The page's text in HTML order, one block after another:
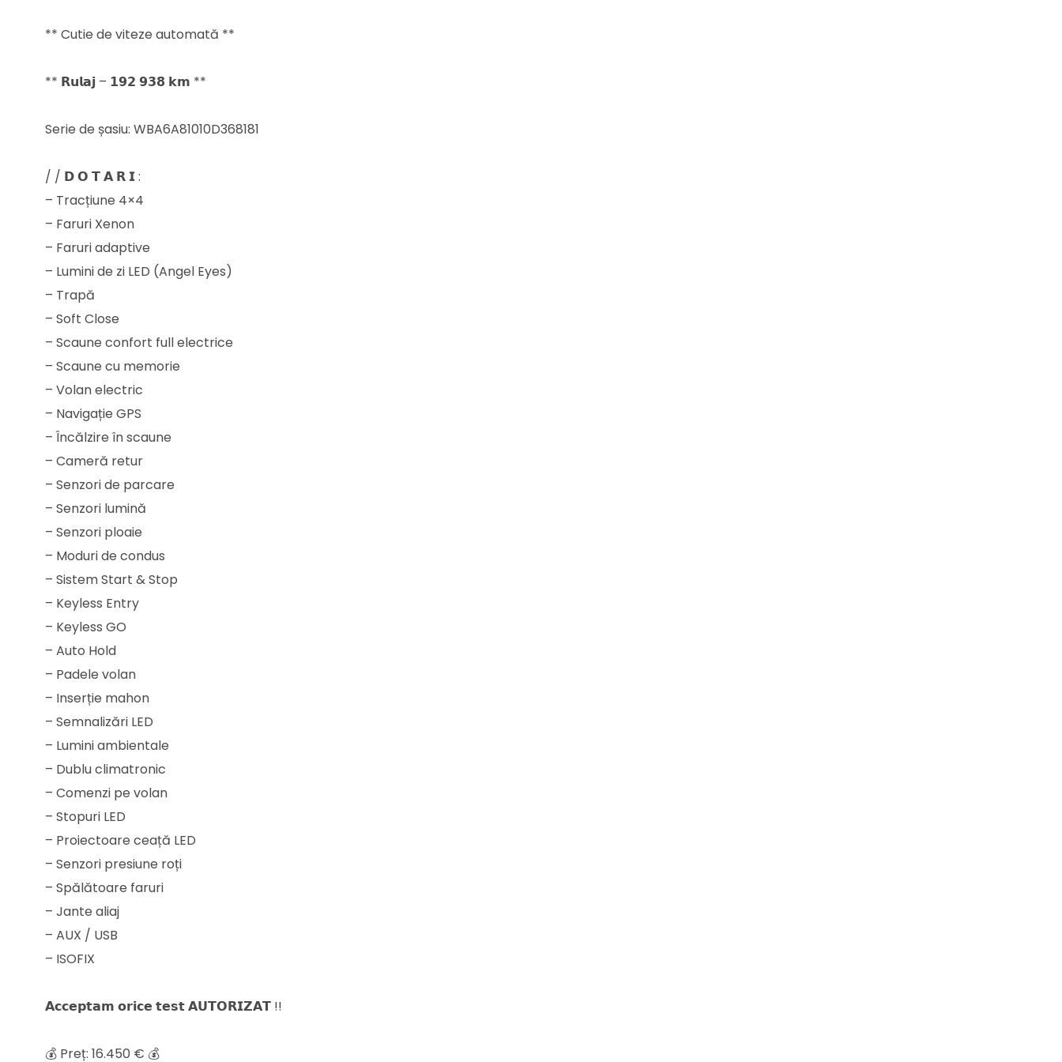
** Cutie de viteze automată **
** 𝗥𝘂𝗹𝗮𝗷 – 𝟭𝟵𝟮 𝟵𝟯𝟴 𝗸𝗺 **
Serie de șasiu: WBA6A81010D368181
/ / 𝗗 𝗢 𝗧 𝗔 𝗥 𝗜 :
– Tracțiune 4×4
– Faruri Xenon
– Faruri adaptive
– Lumini de zi LED (Angel Eyes)
– Trapă
– Soft Close
– Scaune confort full electrice
– Scaune cu memorie
– Volan electric
– Navigație GPS
– Încălzire în scaune
– Cameră retur
– Senzori de parcare
– Senzori lumină
– Senzori ploaie
– Moduri de condus
– Sistem Start & Stop
– Keyless Entry
– Keyless GO
– Auto Hold
– Padele volan
– Inserție mahon
– Semnalizări LED
– Lumini ambientale
– Dublu climatronic
– Comenzi pe volan
– Stopuri LED
– Proiectoare ceață LED
– Senzori presiune roți
– Spălătoare faruri
– Jante aliaj
– AUX / USB
– ISOFIX
𝗔𝗰𝗰𝗲𝗽𝘁𝗮𝗺 𝗼𝗿𝗶𝗰𝗲 𝘁𝗲𝘀𝘁 𝗔𝗨𝗧𝗢𝗥𝗜𝗭𝗔𝗧 !!
💰 Preț: 16.450 € 💰